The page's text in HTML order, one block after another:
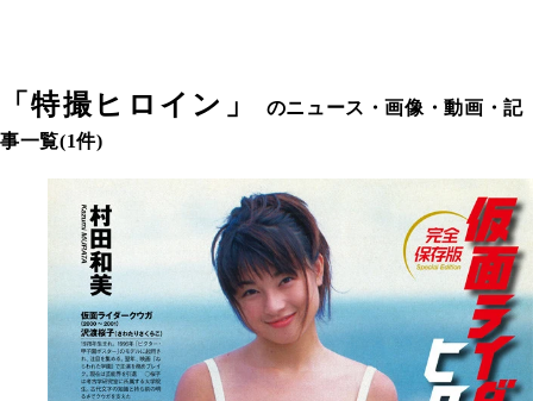
「特撮ヒロイン 」
のニュース・画像・動画・記
事一覧(1件)